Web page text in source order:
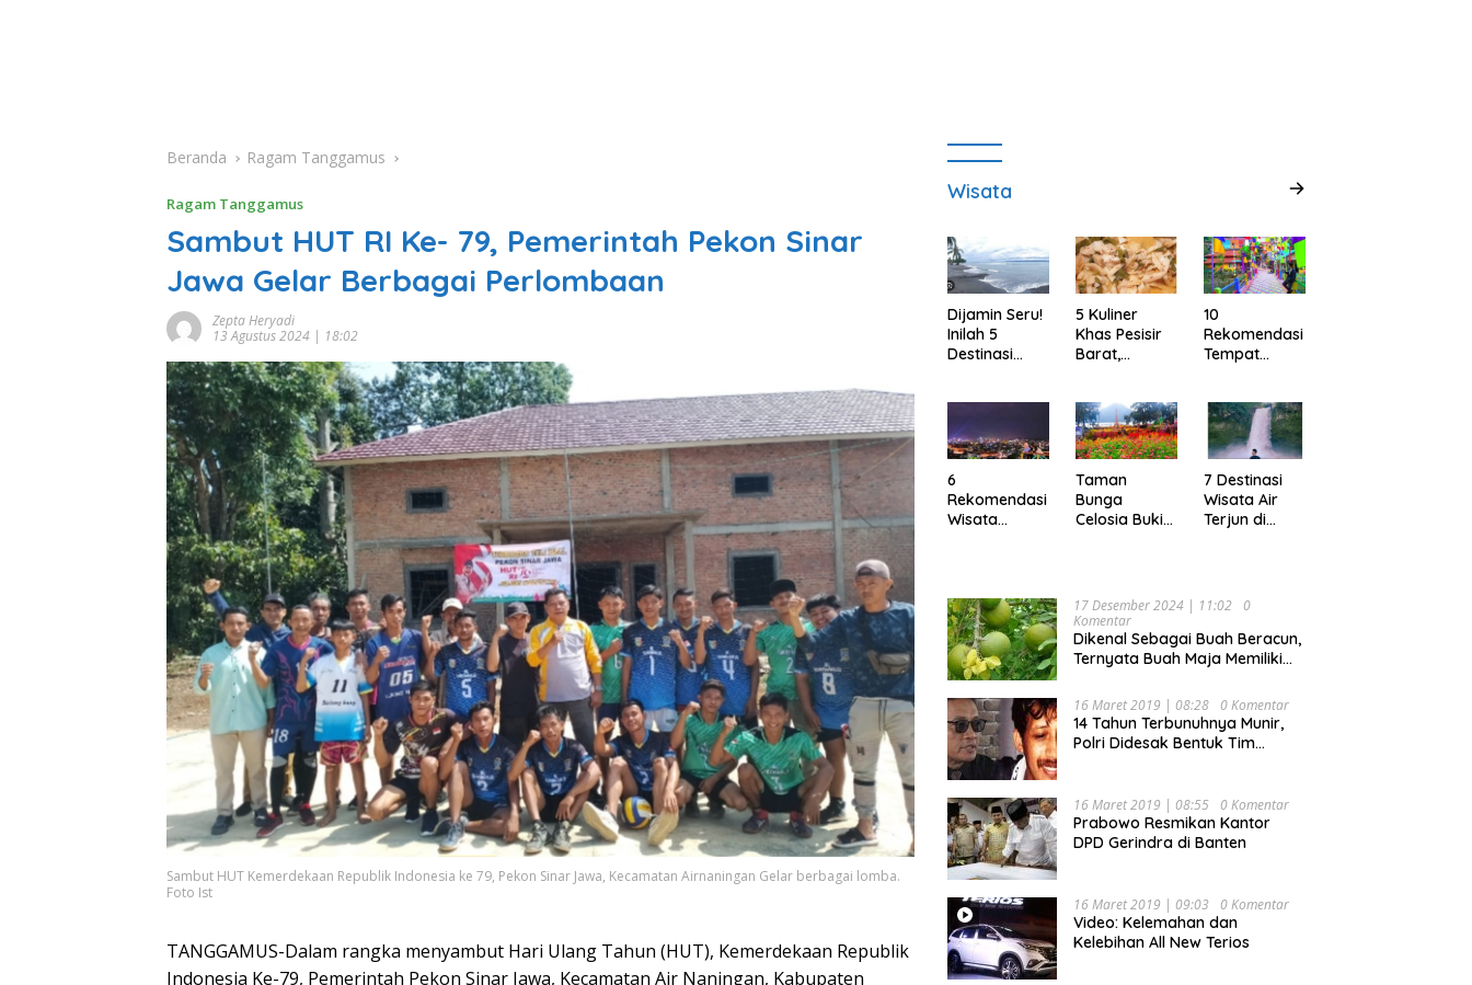
Beranda Ragam Tanggamus
Ragam Tanggamus
Sambut HUT RI Ke- 79, Pemerintah Pekon Sinar
Jawa Gelar Berbagai Perlombaan
Zepta Heryadi
13 Agustus 2024 | 18:02
Sambut HUT Kemerdekaan Republik Indonesia ke 79, Pekon Sinar Jawa, Kecamatan Airnaningan Gelar berbagai lomba.
Foto Ist
TANGGAMUS-Dalam rangka menyambut Hari Ulang Tahun (HUT), Kemerdekaan Republik
Indonesia Ke-79, Pemerintah Pekon Sinar Jawa, Kecamatan Air Naningan, Kabupaten
Wisata
Dijamin Seru!
Inilah 5
Destinasi
Lampung
5 Kuliner
Khas Pesisir
Barat,
Kamu Coba,
Dijamin Enak
10
Rekomendasi
Tempat
Ikonik di
Semarang
untuk Liburan
di Akhir
Pekan
6
Rekomendasi
Wisata
Healing
Taman
Bunga
Celosia Bukit
untuk Liburan
Keluarga
7 Destinasi
Wisata Air
Terjun di
Panorama
Mempesona
17 Desember 2024 | 11:02
0
Komentar
Dikenal Sebagai Buah Beracun,
Ternyata Buah Maja Memiliki
Kesehatan
16 Maret 2019 | 08:28 0 Komentar
14 Tahun Terbunuhnya Munir,
Polri Didesak Bentuk Tim
16 Maret 2019 | 08:55 0 Komentar
Prabowo Resmikan Kantor
DPD Gerindra di Banten
16 Maret 2019 | 09:03 0 Komentar
Video: Kelemahan dan
Kelebihan All New Terios